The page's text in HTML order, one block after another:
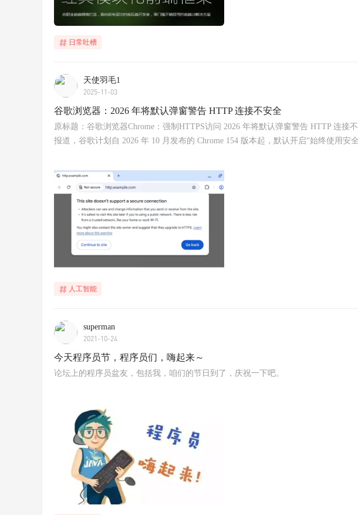
日常吐槽
天使羽毛1
2025-11-03
谷歌浏览器：2026 年将默认弹窗警告 HTTP 连接不安全
原标题：谷歌浏览器Chrome：强制HTTPS访问 2026 年将默认弹窗警告 HTTP 连
报道，谷歌计划自 2026 年 10 月发布的 Chrome 154 版本起，默认开启“始终使用安
人工智能
superman
2021-10-24
今天程序员节，程序员们，嗨起来～
论坛上的程序员盆友，包括我，咱们的节日到了，庆祝一下吧。